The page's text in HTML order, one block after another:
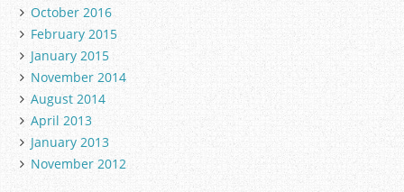
October 2016
February 2015
January 2015
November 2014
August 2014
April 2013
January 2013
November 2012